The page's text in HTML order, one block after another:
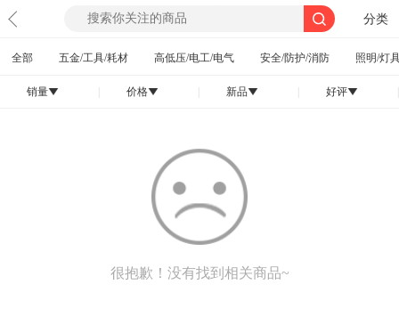
分类
全部 五金/工具/耗材 高低压/电工/电气 安全/防护/消防 照明/灯
销量󰄢 价格󰄢 新品󰄢 好评󰄢
很抱歉！没有找到相关商品~